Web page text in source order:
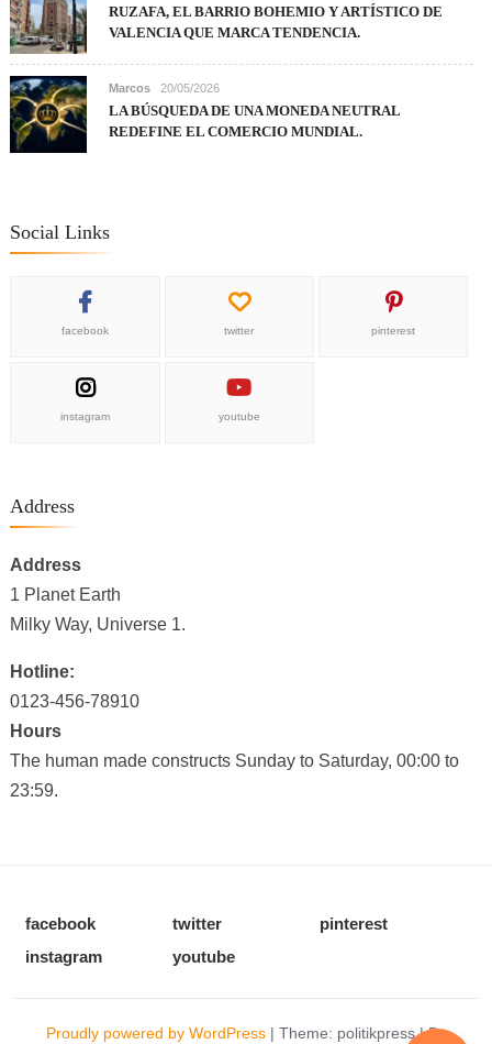
RUZAFA, EL BARRIO BOHEMIO Y ARTÍSTICO DE
VALENCIA QUE MARCA TENDENCIA.
Marcos 20/05/2026
LA BÚSQUEDA DE UNA MONEDA NEUTRAL
REDEFINE EL COMERCIO MUNDIAL.
Social Links
facebook twitter pinterest
instagram youtube
Address
Address
1 Planet Earth
Milky Way, Universe 1.
Hotline:
0123-456-78910
Hours
The human made constructs Sunday to Saturday, 00:00 to
23:59.
facebook twitter
pinterest
instagram
youtube
Proudly powered by WordPress | Theme: politikpress|By